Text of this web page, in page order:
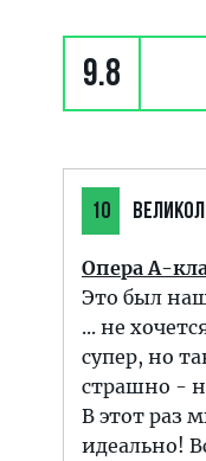
9.8
10
Опера А-
Это был
... не
супер, но
страшно -
В этот раз
идеально!